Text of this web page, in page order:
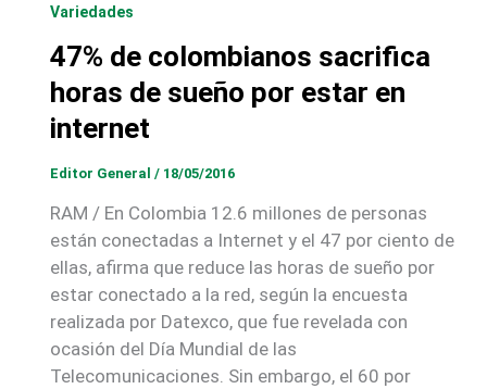
Variedades
47% de colombianos sacrifica
horas de sueño por estar en
internet
Editor General / 18/05/2016
RAM / En Colombia 12.6 millones de personas
están conectadas a Internet y el 47 por ciento de
ellas, afirma que reduce las horas de sueño por
estar conectado a la red, según la encuesta
realizada por Datexco, que fue revelada con
ocasión del Día Mundial de las
Telecomunicaciones. Sin embargo, el 60 por